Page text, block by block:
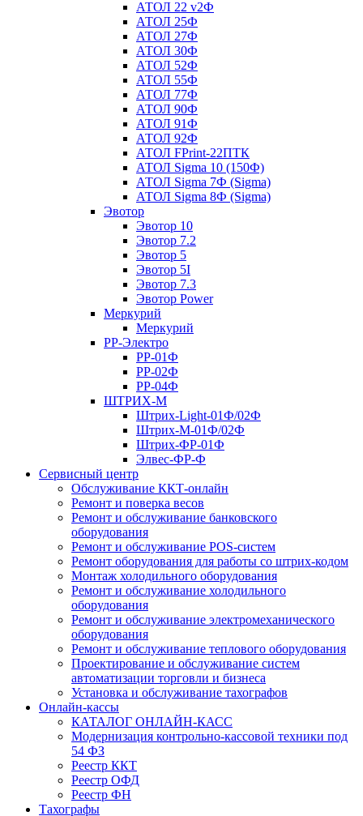
АТОЛ 22 v2Ф
АТОЛ 25Ф
АТОЛ 27Ф
АТОЛ 30Ф
АТОЛ 52Ф
АТОЛ 55Ф
АТОЛ 77Ф
АТОЛ 90Ф
АТОЛ 91Ф
АТОЛ 92Ф
АТОЛ FPrint-22ПТК
АТОЛ Sigma 10 (150Ф)
АТОЛ Sigma 7Ф (Sigma)
АТОЛ Sigma 8Ф (Sigma)
Эвотор
Эвотор 10
Эвотор 7.2
Эвотор 5
Эвотор 5I
Эвотор 7.3
Эвотор Power
Меркурий
Меркурий
РР-Электро
РР-01Ф
РР-02Ф
РР-04Ф
ШТРИХ-М
Штрих-Light-01Ф/02Ф
Штрих-М-01Ф/02Ф
Штрих-ФР-01Ф
Элвес-ФР-Ф
Сервисный центр
Обслуживание ККТ-онлайн
Ремонт и поверка весов
Ремонт и обслуживание банковского
оборудования
Ремонт и обслуживание POS-систем
Ремонт оборудования для работы со штрих-кодом
Монтаж холодильного оборудования
Ремонт и обслуживание холодильного
оборудования
Ремонт и обслуживание электромеханического
оборудования
Ремонт и обслуживание теплового оборудования
Проектирование и обслуживание систем
автоматизации торговли и бизнеса
Установка и обслуживание тахографов
Онлайн-кассы
КАТАЛОГ ОНЛАЙН-КАСС
Модернизация контрольно-кассовой техники под
54 ФЗ
Реестр ККТ
Реестр ОФД
Реестр ФН
Тахографы